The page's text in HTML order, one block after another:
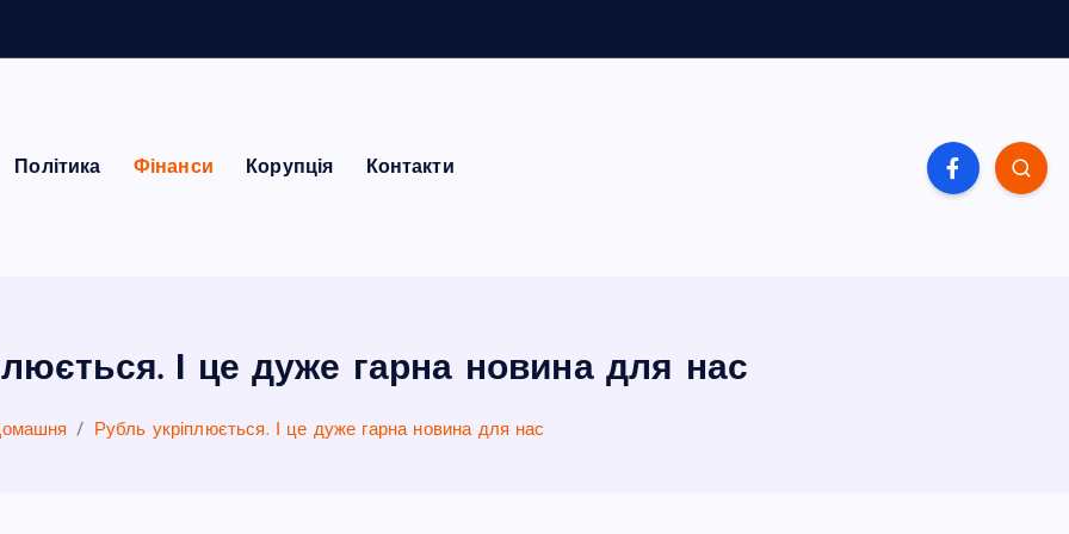
Політика Фінанси Корупція Контакти
І це дуже гарна новина для нас
Рубль укріплюється. І це дуже гарна новина для нас